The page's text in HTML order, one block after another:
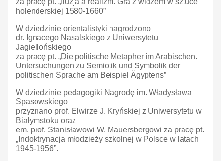
za pracę pt. „Iluzja a realizm. Gra z widzem w sztuce
holenderskiej 1580-1660”
W dziedzinie orientalistyki nagrodzono
dr. Ignacego Nasalskiego z Uniwersytetu
Jagiellońskiego
za pracę pt. „Die politische Metapher im Arabischen.
Untersuchungen zu Semiotik und Symbolik der
politischen Sprache am Beispiel Ägyptens”
W dziedzinie pedagogiki Nagrodę im. Władysława
Spasowskiego
przyznano prof. Elwirze J. Kryńskiej z Uniwersytetu w
Białymstoku oraz
em. prof. Stanisławowi W. Mauersbergowi za pracę pt.
„Indoktrynacja młodzieży szkolnej w Polsce w latach
1945-1956”.